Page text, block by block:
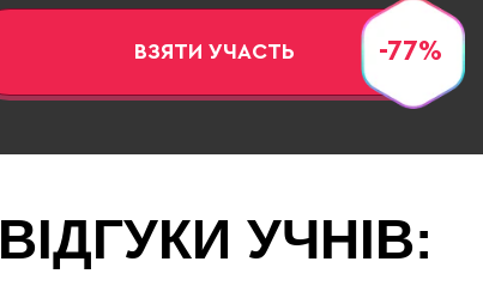
ВЗЯТИ УЧАСТЬ -77%
ВІДГУКИ УЧНІВ: